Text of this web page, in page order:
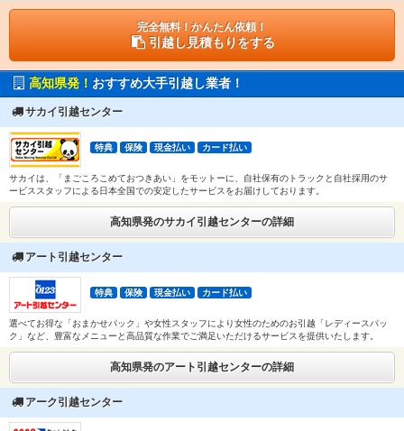
完全無料！かんたん依頼！
引越し見積もりをする
高知県発！ おすすめ大手引越し業者！
サカイ引越センター
特典 保険 現金払い カード払い
サカイは、「まごころこめておつきあい」をモットーに、自社保有のトラックと自社採用のサ
ービススタッフによる日本全国での安定したサービスをお届けしております。
高知県発のサカイ引越センターの詳細
アート引越センター
特典 保険 現金払い カード払い
選べてお得な「おまかせパック」や女性スタッフにより女性のためのお引越「レディースパッ
ク」など、豊富なメニューと高品質な作業でご満足いただけるサービスを提供いたします。
高知県発のアート引越センターの詳細
アーク引越センター